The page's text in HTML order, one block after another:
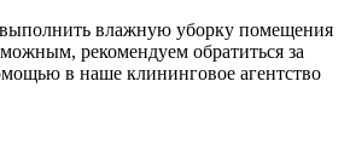
выполнить влажную уборку помещения
рекомендуем обратиться за
в наше клининговое агентство